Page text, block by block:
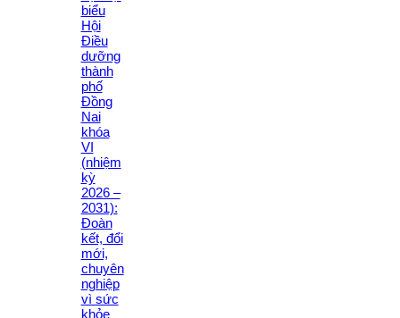
KHOA
LẦN VIII:
KHẲNG
ĐỊNH VAI
TRÒ CỦA
ĐIỀU
DƯỠNG
TRONG
NÂNG
CAO
CHẤT
LƯỢNG
CHĂM